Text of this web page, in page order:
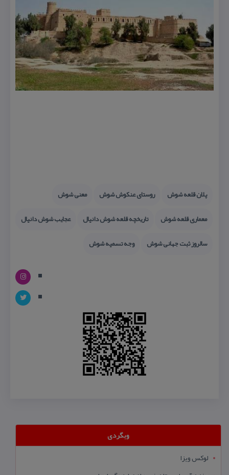
پلان قلعه شوش روستای عنكوش شوش
معنی شوش
معماری قلعه شوش
تاریخچه قلعه شوش دانیال
عجایب شوش دانیال
سالروز ثبت جهانی شوش
وجه تسمیه شوش
وبگردی
لوکس ویزا